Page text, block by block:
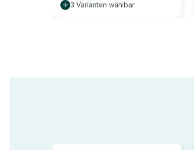
3 Varianten wählbar